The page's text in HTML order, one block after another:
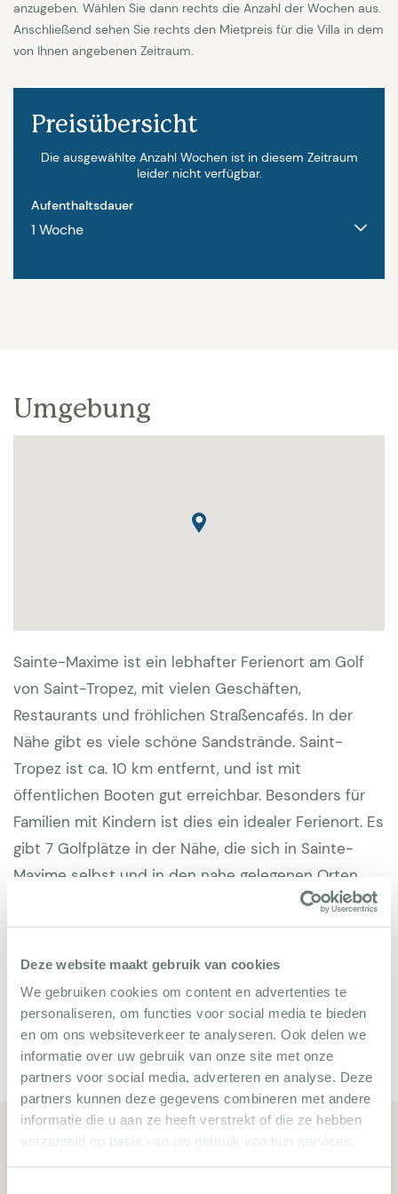
Deze website maakt gebruik van cookies
We gebruiken cookies om content en advertenties te
personaliseren, om functies voor social media te bieden
en om ons websiteverkeer te analyseren. Ook delen we
informatie over uw gebruik van onze site met onze
partners voor social media, adverteren en analyse. Deze
partners kunnen deze gegevens combineren met andere
informatie die u aan ze heeft verstrekt of die ze hebben
verzameld op basis van uw gebruik van hun services.
Besonderheiten:Kaution €500 | Endreinigung €150
| Wäschepaket 25 € pro Person | Beheiztes
| Wifi verfügbar
anzugeben. Wählen Sie dann rechts die Anzahl der Wochen aus.
Anschließend sehen Sie rechts den Mietpreis für die Villa in dem
von Ihnen angebenen Zeitraum.
Preisübersicht
Die ausgewählte Anzahl Wochen ist in diesem Zeitraum
leider nicht verfügbar.
Aufenthaltsdauer
Umgebung
Sainte-Maxime ist ein lebhafter Ferienort am Golf
von Saint-Tropez, mit vielen Geschäften,
Restaurants und fröhlichen Straßencafés. In der
Nähe gibt es viele schöne Sandstrände. Saint-
Tropez ist ca. 10 km entfernt, und ist mit
öffentlichen Booten gut erreichbar. Besonders für
Familien mit Kindern ist dies ein idealer Ferienort. Es
gibt 7 Golfplätze in der Nähe, die sich in Sainte-
Maxime selbst und in den nahe gelegenen Orten
Beauvallon und Roquebrune sur Argens befinden.
Als Restaurant-Tipps haben wir für Sie: Auberge La
Maison Bleu und Auberge Sans Souci.